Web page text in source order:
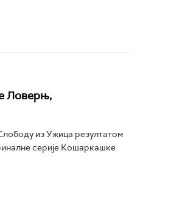
Ловерњ,
из Ужица резултатом
серије Кошаркашке